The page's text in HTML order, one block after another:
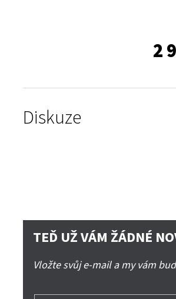
2
Diskuze
TEĎ UŽ VÁM ŽÁDNÉ
Vložte svůj e-mail a my vám